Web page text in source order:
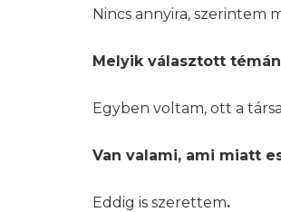
Nincs annyira, szerintem
Melyik választott
Egyben voltam, ott a
Van valami, ami miatt
Eddig is szerettem.